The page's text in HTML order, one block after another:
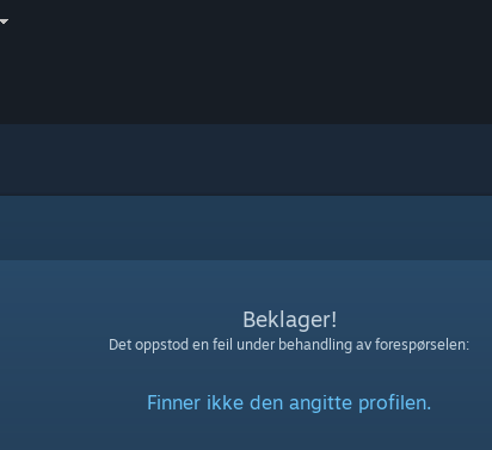
Beklager!
Det oppstod en feil under behandling av forespørselen:
Finner ikke den angitte profilen.